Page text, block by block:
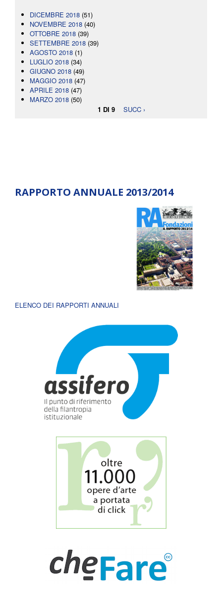
DICEMBRE 2018 (51)
NOVEMBRE 2018 (40)
OTTOBRE 2018 (39)
SETTEMBRE 2018 (39)
AGOSTO 2018 (1)
LUGLIO 2018 (34)
GIUGNO 2018 (49)
MAGGIO 2018 (47)
APRILE 2018 (47)
MARZO 2018 (50)
1 DI 9
SUCC ›
RAPPORTO ANNUALE 2013/2014
ELENCO DEI RAPPORTI ANNUALI